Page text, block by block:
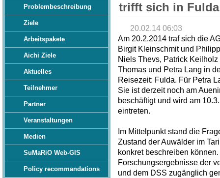
Problembeschreibung
Ziele
Arbeitspakete
Aichi Ziele
Aktuelles
Teilnehmer
Partner
Veranstaltungen
Medien
SuMaRiO Web-GIS
Policy recommandations
trifft sich in Fulda
20.02.14 06:03
Am 20.2.2014 traf sich die
Birgit Kleinschmit und
Niels Thevs, Patrick
Thomas und Petra Lang in
Reisezeit: Fulda. Für Petra
Sie ist derzeit noch am
beschäftigt und wird am
eintreten.
Im Mittelpunkt stand die
Zustand der Auwälder im
konkret beschreiben
Forschungsergebnisse der
und dem DSS zugänglich